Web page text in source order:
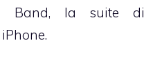
la suite di